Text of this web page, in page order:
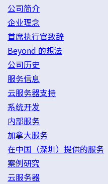
公司简介
企业理念
首席执行官致辞
Beyond 的想法
公司历史
服务信息
云服务器支持
系统开发
内部服务
加拿大服务
在中国（深圳）提供的服务
案例研究
云服务器